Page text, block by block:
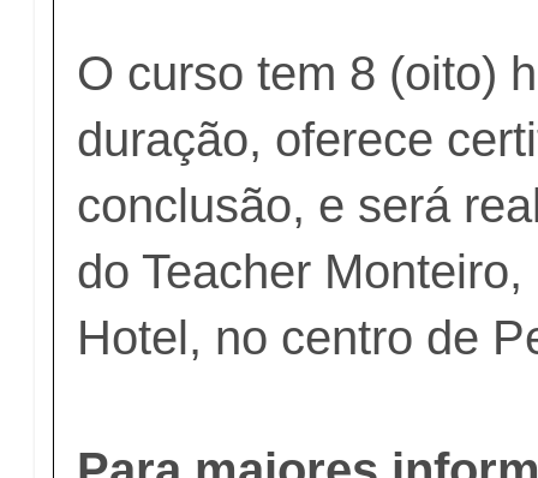
O curso tem 8 (oito)
duração, oferece
conclusão, e será
do Teacher
Hotel, no centro de